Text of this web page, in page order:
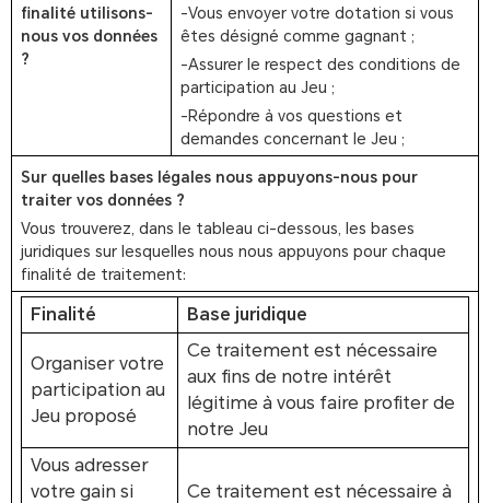
finalité utilisons-
nous vos données
?
-Vous envoyer votre dotation si vous
êtes désigné comme gagnant ;
-Assurer le respect des conditions de
participation au Jeu ;
-Répondre à vos questions et
demandes concernant le Jeu ;
Sur quelles bases légales nous appuyons-nous pour
traiter vos données ?
Vous trouverez, dans le tableau ci-dessous, les bases
juridiques sur lesquelles nous nous appuyons pour chaque
finalité de traitement:
Finalité Base juridique
Organiser votre
participation au
Jeu proposé
Ce traitement est nécessaire
aux fins de notre intérêt
légitime à vous faire profiter de
notre Jeu
Vous adresser
votre gain si
Ce traitement est nécessaire à